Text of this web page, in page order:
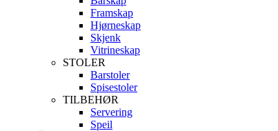
Framskap
Hjørneskap
Skjenk
Vitrineskap
STOLER
Barstoler
Spisestoler
TILBEHØR
Servering
Speil